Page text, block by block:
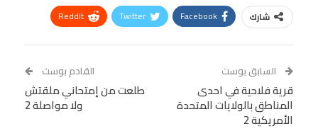
شارك Facebook
Twitter
ReddIt
البريد الإلكتروني
StumbleUpon
VK
Digg
LINE
Viber
السابق بوست
قرية فلاحية في احدى
المناطق بالولايات المتحدة
الأمريكية 2
القادم بوست
طلعت من إمتحاني ملقتش
ولا مواصلة 2